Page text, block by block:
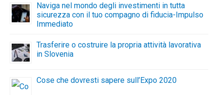
Naviga nel mondo degli investimenti in tutta
sicurezza con il tuo compagno di fiducia-Impulso
Immediato
Trasferire o costruire la propria attività lavorativa
in Slovenia
Cose che dovresti sapere sull’Expo 2020